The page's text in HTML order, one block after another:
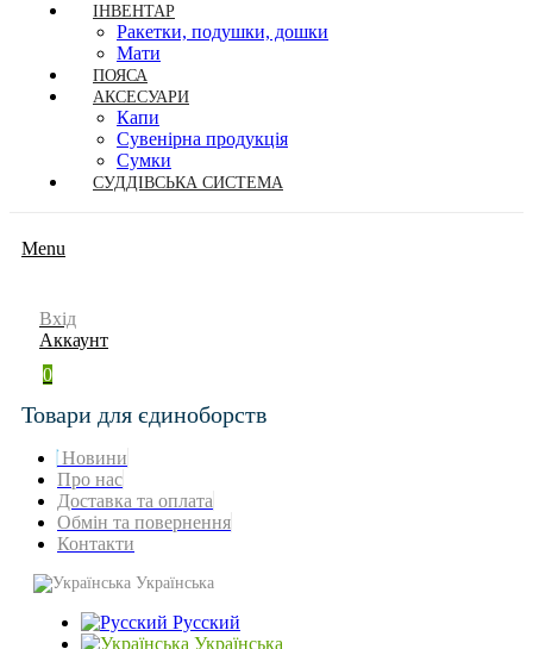
ІНВЕНТАР
Ракетки, подушки, дошки
Мати
ПОЯСА
АКСЕСУАРИ
Капи
Сувенірна продукція
Сумки
СУДДІВСЬКА СИСТЕМА
Menu
Вхід
Аккаунт
0
Товари для єдиноборств
Новини
Про нас
Доставка та оплата
Обмін та повернення
Контакти
Українська
Русский
Українська